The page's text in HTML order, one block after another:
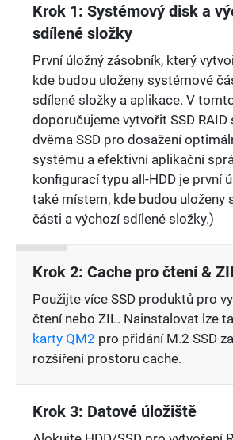
Krok 1: Systémový disk a
sdílené složky
První úložný zásobník, který
kde budou uloženy systémové
sdílené složky a aplikace. V
doporučujeme vytvořit SSD RAID
dvěma SSD pro dosažení
systému a efektivní aplikační
konfigurací typu all-HDD je první
také místem, kde budou uloženy
části a výchozí sdílené složky.)
Krok 2: Cache pro čtení &
Použijte více SSD produktů pro
čtení nebo ZIL. Nainstalovat lze
karty QM2 pro přidání M.2 SSD
rozšíření prostoru cache.
Krok 3: Datové úložiště